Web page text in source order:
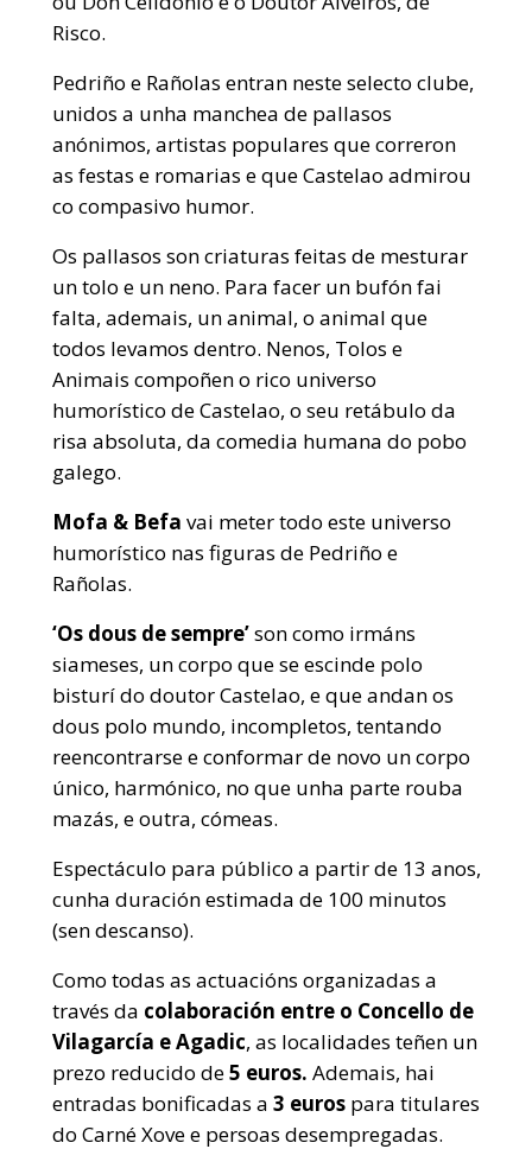
Risco.
Pedriño e Rañolas entran neste selecto clube,
unidos a unha manchea de pallasos
anónimos, artistas populares que correron
as festas e romarias e que Castelao admirou
co compasivo humor.
Os pallasos son criaturas feitas de mesturar
un tolo e un neno. Para facer un bufón fai
falta, ademais, un animal, o animal que
todos levamos dentro. Nenos, Tolos e
Animais compoñen o rico universo
humorístico de Castelao, o seu retábulo da
risa absoluta, da comedia humana do pobo
galego.
Mofa & Befa vai meter todo este universo
humorístico nas figuras de Pedriño e
Rañolas.
‘Os dous de sempre’son como irmáns
siameses, un corpo que se escinde polo
bisturí do doutor Castelao, e que andan os
dous polo mundo, incompletos, tentando
reencontrarse e conformar de novo un corpo
único, harmónico, no que unha parte rouba
mazás, e outra, cómeas.
Espectáculo para público a partir de 13 anos,
cunha duración estimada de 100 minutos
(sen descanso).
Como todas as actuacións organizadas a
través da colaboración entre o Concello de
Vilagarcía e Agadic, as localidades teñen un
prezo reducido de5 euros. Ademais, hai
entradas bonificadas a 3 euros para titulares
do Carné Xove e persoas desempregadas.